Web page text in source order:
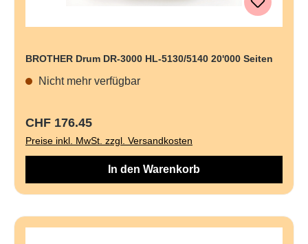
BROTHER Drum DR-3000 HL-5130/5140 20'000 Seiten
Nicht mehr verfügbar
Regulärer Preis:
CHF 176.45
Preise inkl. MwSt. zzgl. Versandkosten
In den Warenkorb